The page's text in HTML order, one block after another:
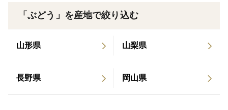
③こだわりの肥料と栽培方法
ん、自然由来の微生物などの力を借りて糖度の高い葡萄
「ぶどう」を産地で絞り込む
山形県 山梨県
長野県 岡山県